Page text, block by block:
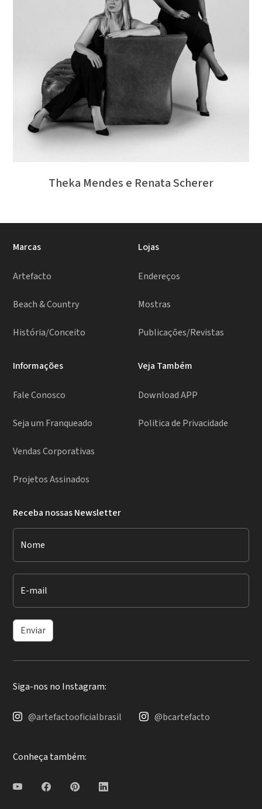
Theka Mendes e Renata Scherer
Marcas
Artefacto
Beach & Country
História/Conceito
Lojas
Endereços
Mostras
Publicações/Revistas
Informações
Fale Conosco
Seja um Franqueado
Vendas Corporativas
Projetos Assinados
Veja Também
Download APP
Politica de Privacidade
Receba nossas Newsletter
Nome
E-mail
Enviar
Siga-nos no Instagram:
@artefactooficialbrasil @bcartefacto
Conheça também: